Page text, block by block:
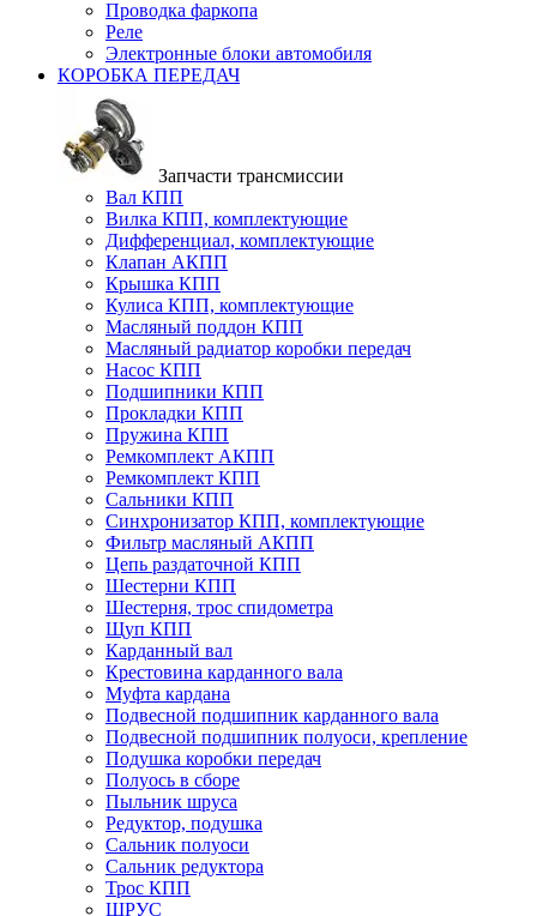
Проводка фаркопа
Реле
Электронные блоки автомобиля
КОРОБКА ПЕРЕДАЧ
Запчасти трансмиссии
Вал КПП
Вилка КПП, комплектующие
Дифференциал, комплектующие
Клапан АКПП
Крышка КПП
Кулиса КПП, комплектующие
Масляный поддон КПП
Масляный радиатор коробки передач
Насос КПП
Подшипники КПП
Прокладки КПП
Пружина КПП
Ремкомплект АКПП
Ремкомплект КПП
Сальники КПП
Синхронизатор КПП, комплектующие
Фильтр масляный АКПП
Цепь раздаточной КПП
Шестерни КПП
Шестерня, трос спидометра
Щуп КПП
Карданный вал
Крестовина карданного вала
Муфта кардана
Подвесной подшипник карданного вала
Подвесной подшипник полуоси, крепление
Подушка коробки передач
Полуось в сборе
Пыльник шруса
Редуктор, подушка
Сальник полуоси
Сальник редуктора
Трос КПП
ШРУС